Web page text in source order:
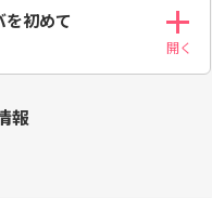
を初めて
報